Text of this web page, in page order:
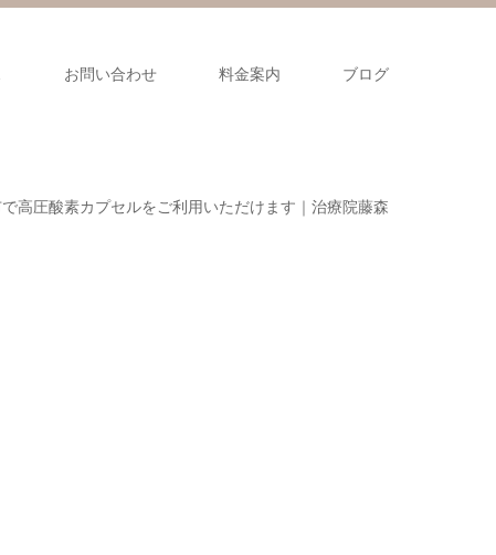
お問い合わせ 料金案内 ブログ
高圧酸素カプセルをご利用いただけます｜治療院藤森